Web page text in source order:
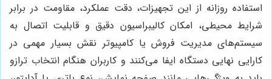
استفاده روزانه از این تجهیزات، دقت عملکرد، مقاومت در برابر
شرایط محیطی، امکان کالیبراسیون دقیق و قابلیت اتصال به
سیستم‌های مدیریت فروش یا کامپیوتر نقش بسیار مهمی در
کارایی نهایی دستگاه ایفا می‌کنند و کاربران هنگام انتخاب ترازو